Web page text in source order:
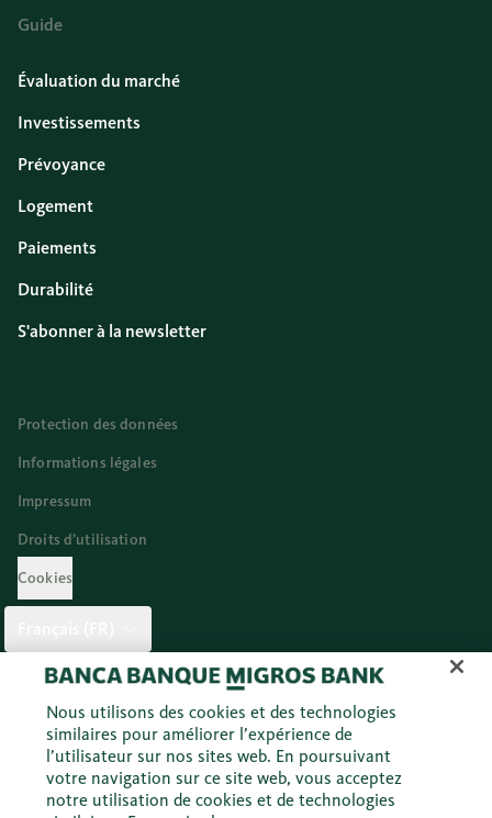
Guide
Évaluation du marché
Investissements
Prévoyance
Logement
Paiements
Durabilité
S'abonner à la newsletter
Protection des données
Informations légales
Impressum
Droits d’utilisation
Cookies
Facebook Instagram Youtube
© 2026 Banque Migros SA
Nous utilisons des cookies et des technologies
similaires pour améliorer l’expérience de
l’utilisateur sur nos sites web. En poursuivant
votre navigation sur ce site web, vous acceptez
notre utilisation de cookies et de technologies